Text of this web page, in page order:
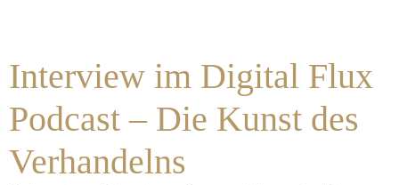
Interview im Digital Flux
Podcast – Die Kunst des
Verhandelns